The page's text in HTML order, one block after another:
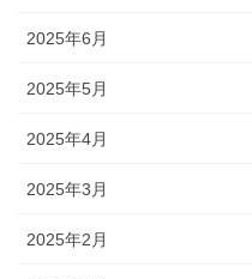
2025年6月
2025年5月
2025年4月
2025年3月
2025年2月